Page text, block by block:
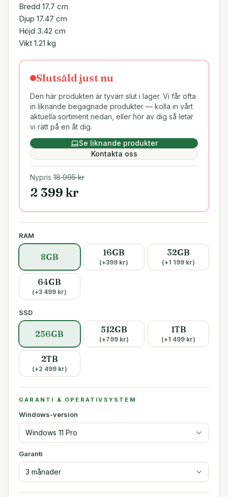
Bredd 17.7 cm
Djup 17.47 cm
Höjd 3.42 cm
Vikt 1.21 kg
Slutsåld just nu
Den här produkten är tyvärr slut i lager. Vi får ofta
in liknande begagnade produkter — kolla in vårt
aktuella sortiment nedan, eller hör av dig så letar
vi rätt på en åt dig.
Se liknande produkter
Kontakta oss
Nypris 18 995kr
2 399 kr
RAM
8GB 16GB
(+399 kr)
32GB
(+1 199 kr)
64GB
(+3 499 kr)
SSD
256GB 512GB
(+799kr)
1TB
(+1 499 kr)
2TB
(+2 499kr)
GARANTI & OPERATIVSYSTEM
Windows-version
Windows 11 Pro
Garanti
3 månader